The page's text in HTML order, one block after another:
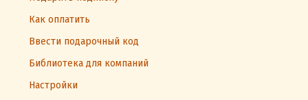
Как оплатить
Ввести подарочный код
Библиотека для компаний
Настройки